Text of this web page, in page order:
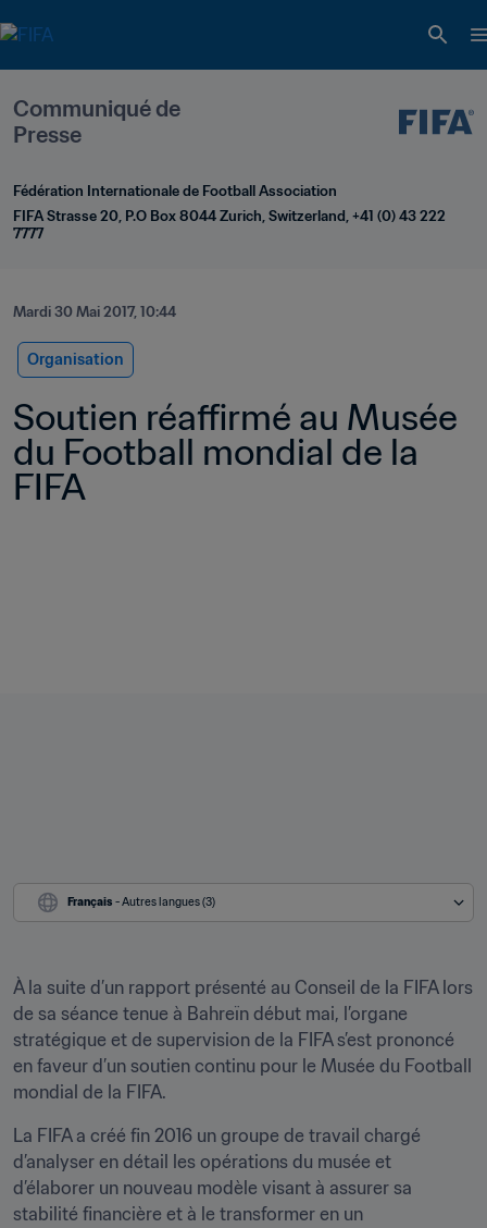
Communiqué de
Presse
Fédération Internationale de Football Association
FIFA Strasse 20, P.O Box 8044 Zurich, Switzerland, +41 (0) 43 222
7777
Mardi 30 Mai 2017, 10:44
Organisation
Soutien réaffirmé au Musée
du Football mondial de la
FIFA
Français - Autres langues (3)
À la suite d’un rapport présenté au Conseil de la FIFA lors
de sa séance tenue à Bahreïn début mai, l’organe
stratégique et de supervision de la FIFA s’est prononcé
en faveur d’un soutien continu pour le Musée du Football
mondial de la FIFA.
La FIFA a créé fin 2016 un groupe de travail chargé
d’analyser en détail les opérations du musée et
d’élaborer un nouveau modèle visant à assurer sa
stabilité financière et à le transformer en un